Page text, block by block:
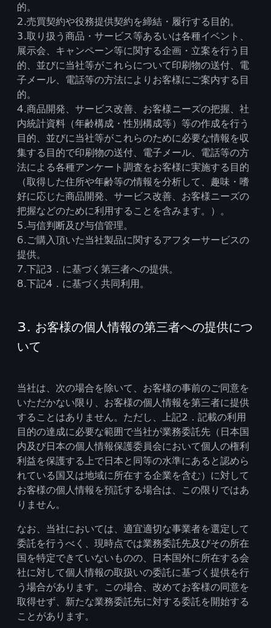
的。
2.売買契約や役務提供契約を締結・履行する目的。
3.取り扱う商品・サービス等あるいは各種イベント、
展示会、キャンペーン等に関する企画・立案を行う目
的、並びに当社等がこれらについて印刷物の送付、電
子メール、電話等の方法によりお客様にご案内する目
的。
4.商品開発、サービス改善、お客様ニーズの把握、社
内統計資料（年齢構成・性別構成等）等の作成を行う
目的、並びに当社等がこれらのために必要な情報を収
集する目的で印刷物の送付、電子メール、電話等の方
法による各種アンケート調査をお客様に実施する目的
（取得した住所や年齢等の情報を分析して、趣味・嗜
好に応じた商品開発、サービス改善、お客様ニーズの
把握などのために利用することを含みます。）。
5.与信判断及び与信管理。
6.ご購入頂いた当社製品に関するアフターサービスの
提供。
7.下記3．に基づく第三者への提供。
8.下記4．に基づく共同利用。
3. お客様の個人情報の第三者への提供につ
いて
当社は、次の場合を除いて、お客様の事前のご同意を
いただかない限り、お客様の個人情報を第三者に提供
することはありません。ただし、上記2．記載の利用
目的の達成に必要な範囲で当社が業務委託先（日本国
内及び日本の個人情報保護委員会において個人の権利
利益を保護する上で日本と同等の水準にあると認めら
れている国又は地域に所在する企業を含む）に対して
お客様の個人情報を預託する場合は、この限りではあ
りません。
なお、当社においては、適宜適切な事業者を選定して
委託を行うべく、現時点では業務委託先及びその所在
国を特定できていないものの、日本国外に所在する会
社に対して個人情報の取扱いの委託に基づく提供を行
う場合があります。この場合、改めてお客様の同意を
取得せず、新たな業務委託先に対する委託を開始する
ことがあります。